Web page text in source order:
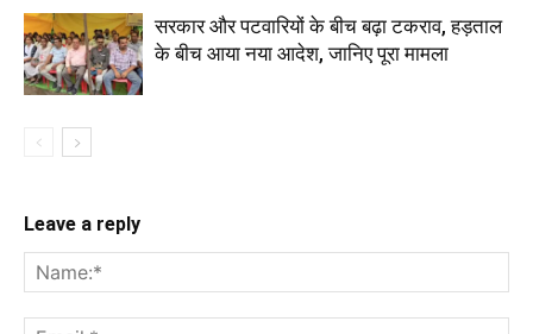
सरकार और पटवारियों के बीच बढ़ा टकराव, हड़ताल
के बीच आया नया आदेश, जानिए पूरा मामला
Leave a reply